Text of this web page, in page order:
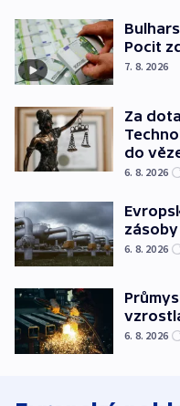
Pocit
7. 8. 2026
Za
do
6. 8. 2026
6. 8. 2026
6. 8. 2026